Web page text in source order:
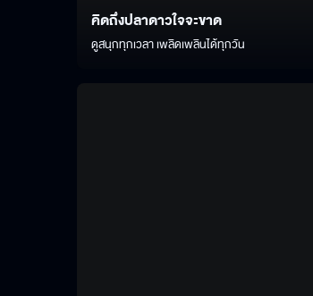
คิดถึงปลาดาวใจจะขาด
ดูสนุกทุกเวลา เพลิดเพลินได้ทุกวัน